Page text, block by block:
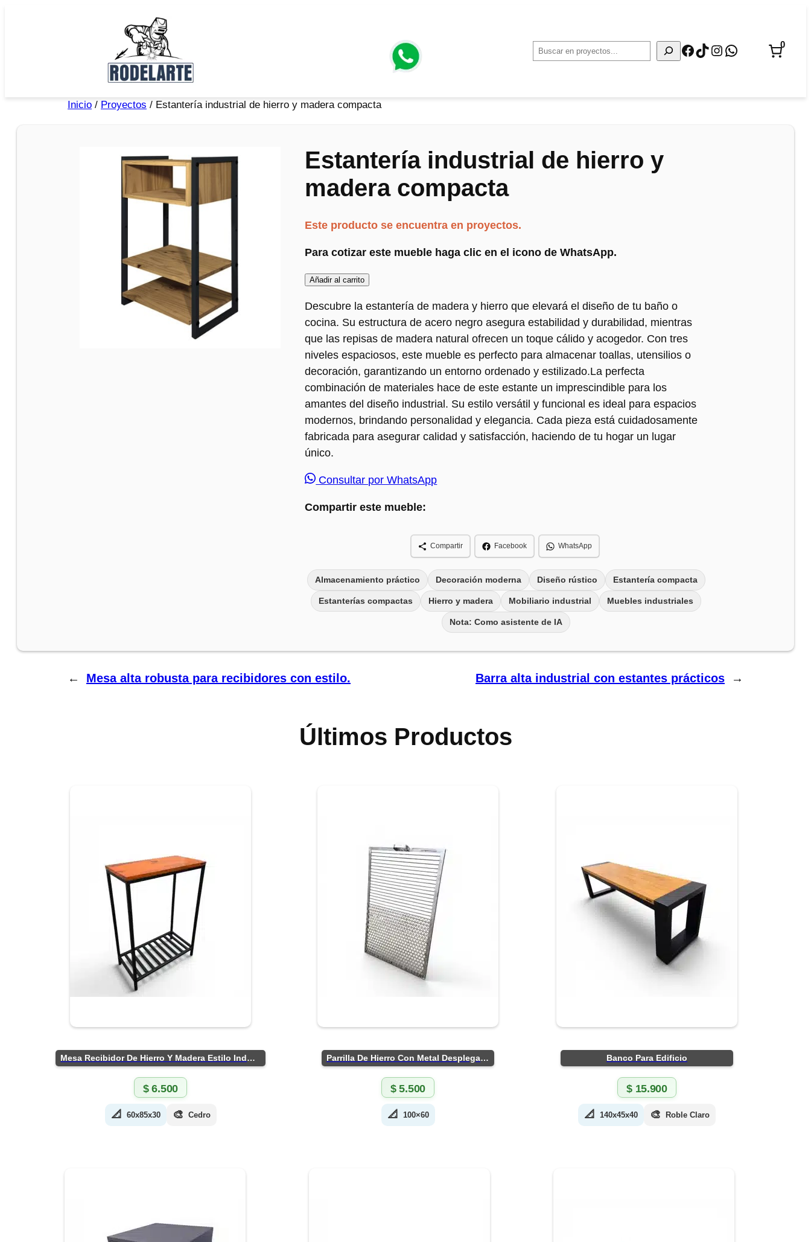
Facebook
TikTok
Instagram
WhatsApp
0
Inicio / Proyectos / Estantería industrial de hierro y madera compacta
Estantería industrial de hierro y
madera compacta
Este producto se encuentra en proyectos.
Para cotizar este mueble haga clic en el icono de WhatsApp.
Añadir al carrito
Descubre la estantería de madera y hierro que elevará el diseño de tu baño o
cocina. Su estructura de acero negro asegura estabilidad y durabilidad, mientras
que las repisas de madera natural ofrecen un toque cálido y acogedor. Con tres
niveles espaciosos, este mueble es perfecto para almacenar toallas, utensilios o
decoración, garantizando un entorno ordenado y estilizado.La perfecta
combinación de materiales hace de este estante un imprescindible para los
amantes del diseño industrial. Su estilo versátil y funcional es ideal para espacios
modernos, brindando personalidad y elegancia. Cada pieza está cuidadosamente
fabricada para asegurar calidad y satisfacción, haciendo de tu hogar un lugar
único.
Consultar por WhatsApp
Compartir este mueble:
Compartir Facebook WhatsApp
Almacenamiento práctico Decoración moderna Diseño rústico Estantería compacta
Estanterías compactas Hierro y madera Mobiliario industrial Muebles industriales
Nota: Como asistente de IA
← Mesa alta robusta para recibidores con estilo. Barra alta industrial con estantes prácticos →
Últimos Productos
Mesa Recibidor De Hierro Y Madera Estilo Industrial
$6.500
📐 60x85x30 🎨 Cedro
Parrilla De Hierro Con Metal Desplegado
$5.500
📐 100×60
Banco Para Edificio
$15.900
📐 140x45x40 🎨 Roble Claro